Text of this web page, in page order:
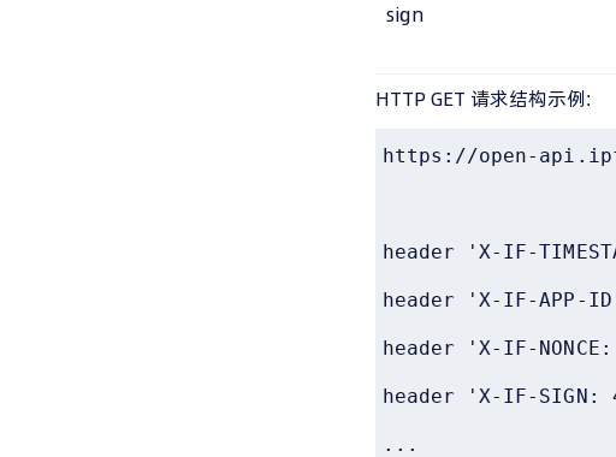
sign
HTTP GET 请求结构示例:
https://open-
header 'X-IF-
header 'X-IF-APP-
header 'X-IF-
header 'X-IF-SIGN:
...